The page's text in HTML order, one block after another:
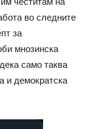
во следните
за
мнозинска
само таква
и демократска